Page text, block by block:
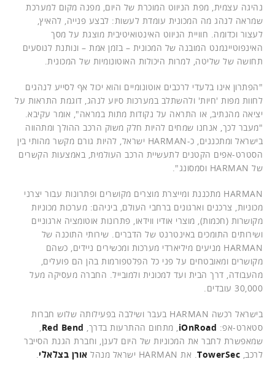
נהיגה עצמית, מפת הניווט המוכרת של היום, מפנה מקום למערכת
שמראה לנהג מה המכונית עומדת לעשות: לבצע פנייה, להאיץ,
לעצור וכדומה. חוויית הניווט האינטואיטיבית מוצגת על מסך
האינפוטיינמנט המובנה של המכונית – בזמן אמת – ונותנת לנוסעים
תחושה של שליטה, למרות היכולות האוטונומיות של המכונית.
"הפתרון אינו בלעדי לרכבים אוטונומיים והוא יכול אף לסייע לנהגים
לחוות מפות 'חיות' ולהשתלב במערכות סיוע לנהג, דוגמת התראות על
יציאה מהנתיב, או התראה על נקודות מתות במראה", אומר עקיבא.
"מעבר לכך, אנחנו שמחים להיות חלק משוק הרכב ההולך ומתהווה
בישראל ומתכננים, כ-HARMAN ישראל, להיות גורם מקשר מהותי בין
הסטרט-אפים הקטנים לתעשיית הרכב העולמית, באמצעות הקשרים
של HARMAN וסמסונג".
HARMAN מתכננת ומייצרת מוצרים מקושרים ופתרונות עבור יצרני
מכוניות, צרכנים וארגונים ברחבי העולם, ביניהם: מערכות מכוניות
מקושרות (חכמות), מוצרי אודיו ווידאו, פתרונות אוטומציה ארגוניים
ושירותים התומכים באינטרנט של הדברים. שירותי התוכנה של
HARMAN מניעים מיליארדי מערכות ומכשירים ניידים, כשהם
מקושרים ומאובטחים על פני כל הפלטפורמות בהן הם פועלים,
מהעבודה, דרך הבית ועד למכונית ולמובייל. החברה מעסיקה מעל
30,000 עובדים.
בישראל רכשה HARMAN בעבר ושילבה בפעילותה שלוש חברות
סטארט-אפ:
, מתחום ההתרעות בדרך,
שמאפשרת לחבר את המכוניות של היום לענן, וחברת הגנת הסייבר
לרכב,
TowerSec . את HARMAN ישראל מנהל אורן בצלאלי